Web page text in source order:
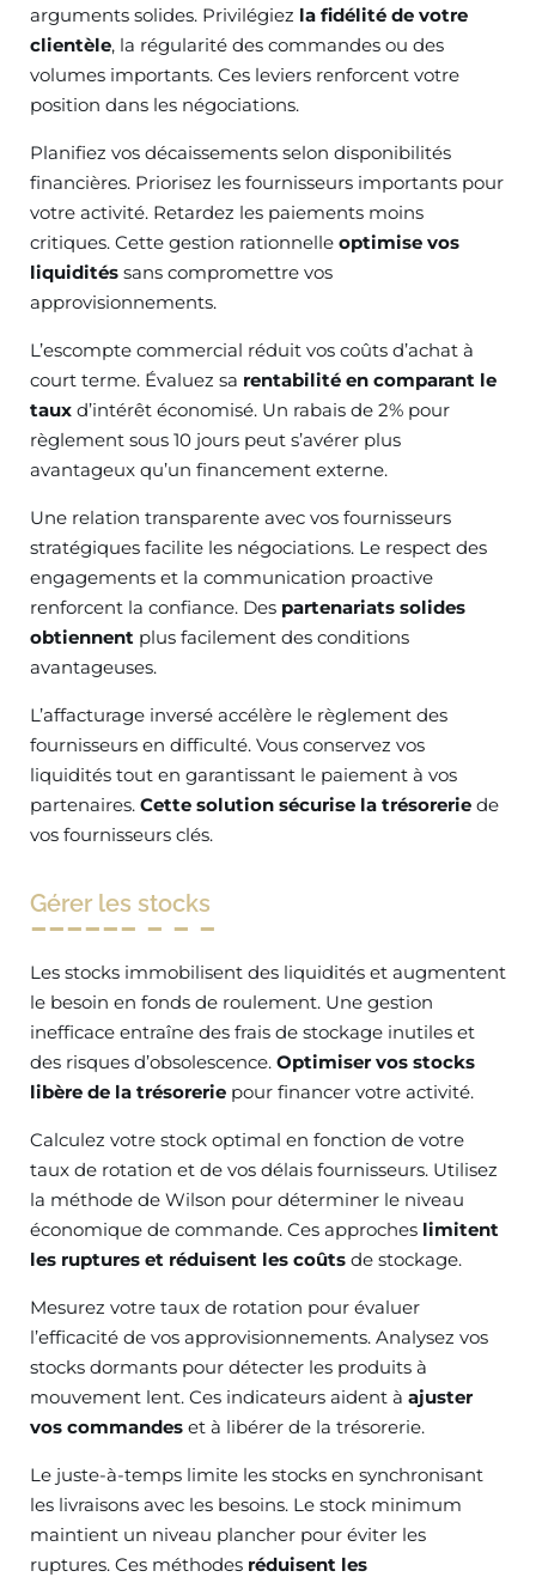
arguments solides. Privilégiez la fidélité de votre
clientèle, la régularité des commandes ou des
volumes importants. Ces leviers renforcent votre
position dans les négociations.
Planifiez vos décaissements selon disponibilités
financières. Priorisez les fournisseurs importants pour
votre activité. Retardez les paiements moins
critiques. Cette gestion rationnelle optimise vos
liquidités sans compromettre vos
approvisionnements.
L’escompte commercial réduit vos coûts d’achat à
court terme. Évaluez sa rentabilité en comparant le
taux d’intérêt économisé. Un rabais de 2% pour
règlement sous 10 jours peut s’avérer plus
avantageux qu’un financement externe.
Une relation transparente avec vos fournisseurs
stratégiques facilite les négociations. Le respect des
engagements et la communication proactive
renforcent la confiance. Des partenariats solides
obtiennent plus facilement des conditions
avantageuses.
L’affacturage inversé accélère le règlement des
fournisseurs en difficulté. Vous conservez vos
liquidités tout en garantissant le paiement à vos
partenaires. Cette solution sécurise la trésorerie de
vos fournisseurs clés.
Gérer les stocks
Les stocks immobilisent des liquidités et augmentent
le besoin en fonds de roulement. Une gestion
inefficace entraîne des frais de stockage inutiles et
des risques d’obsolescence. Optimiser vos stocks
libère de la trésorerie pour financer votre activité.
Calculez votre stock optimal en fonction de votre
taux de rotation et de vos délais fournisseurs. Utilisez
la méthode de Wilson pour déterminer le niveau
économique de commande. Ces approches limitent
les ruptures et réduisent les coûts de stockage.
Mesurez votre taux de rotation pour évaluer
l’efficacité de vos approvisionnements. Analysez vos
stocks dormants pour détecter les produits à
mouvement lent. Ces indicateurs aident à ajuster
vos commandes et à libérer de la trésorerie.
Le juste-à-temps limite les stocks en synchronisant
les livraisons avec les besoins. Le stock minimum
maintient un niveau plancher pour éviter les
ruptures. Ces méthodes réduisent les